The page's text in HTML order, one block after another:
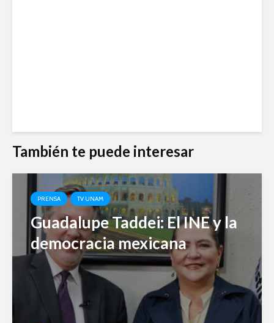
También te puede interesar
PRENSA TV UNAM
Guadalupe Taddei: El INE y la
democracia mexicana